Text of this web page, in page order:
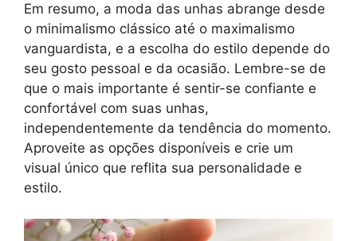
Em resumo, a moda das unhas abrange desde
o minimalismo clássico até o maximalismo
vanguardista, e a escolha do estilo depende do
seu gosto pessoal e da ocasião. Lembre-se de
que o mais importante é sentir-se confiante e
confortável com suas unhas,
independentemente da tendência do momento.
Aproveite as opções disponíveis e crie um
visual único que reflita sua personalidade e
estilo.